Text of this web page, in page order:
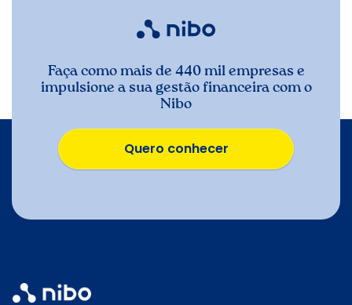
Faça como mais de 440 mil empresas e
impulsione a sua gestão financeira com o
Nibo
Quero conhecer